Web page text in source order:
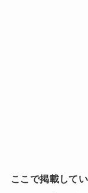
ここで掲載して